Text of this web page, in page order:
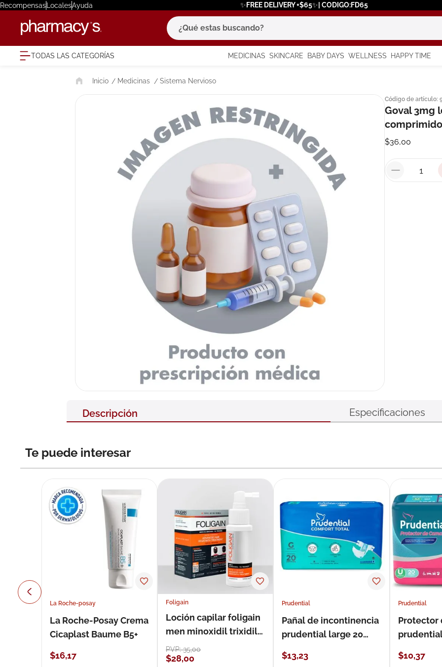
RecompensasLocalesAyuda ✨FREE DELIVERY +$65✨| CODIGO:FD65
¿Qué estas buscando?
TODAS LAS CATEGORÍAS MEDICINAS SKINCARE BABY DAYS WELLNESS HAPPY TIME
Medicinas Sistema Nervioso
Código de artículo:
Goval 3mg
$36,00
Descripción Especificaciones
Te puede interesar
La Roche-posay
La Roche-Posay Crema
Cicaplast Baume B5+
$16,17
Foligain
Loción capilar foligain
men minoxidil trixidil
loción 59 ml
PVP:35,00
$28,00
Prudential
Pañal de incontinencia
prudential large 20
$13,23
Prudential
Protector
$10,37
términos más buscados
1. eucerin
3. pilexil
7.
. roche posay
9. pañales
10 nivea